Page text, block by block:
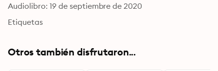
Audiolibro: 19 de septiembre de 2020
Etiquetas
Otros también disfrutaron...